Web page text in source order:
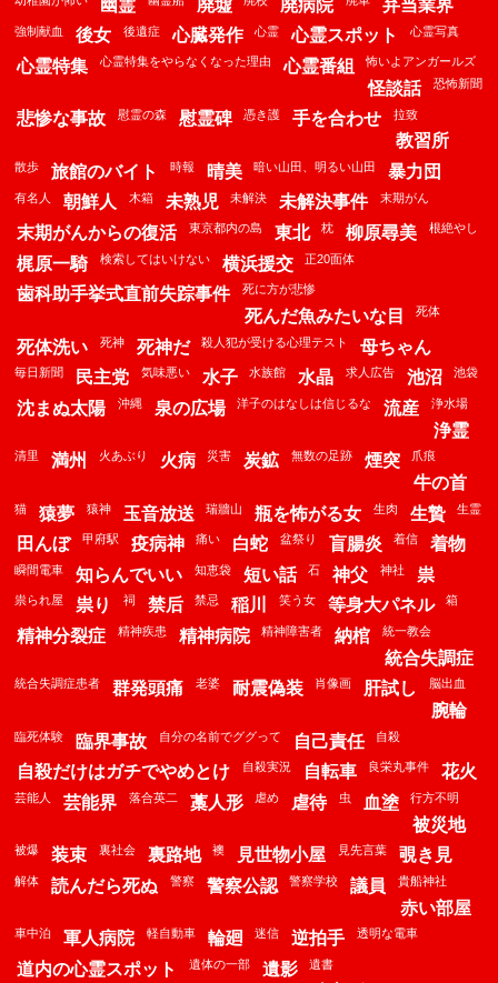
幽霊 廃墟 廃病院 弁当業界
強制献血 後女 後遺症 心臓発作 心霊 心霊スポット 心霊写真
心霊特集 心霊特集をやらなくなった理由 心霊番組 怖いよアンガールズ
怪談話 恐怖新聞
悲惨な事故 慰霊の森 慰霊碑 憑き護 手を合わせ 拉致
教習所
散歩 旅館のバイト 時報 晴美 暗い山田、明るい山田 暴力団
有名人 朝鮮人 木箱 未熟児 未解決 未解決事件 末期がん
末期がんからの復活 東京都内の島 東北 枕 柳原尋美 根絶やし
梶原一騎 検索してはいけない 横浜援交 正20面体
歯科助手挙式直前失踪事件 死に方が悲惨
死んだ魚みたいな目 死体
死体洗い 死神 死神だ 殺人犯が受ける心理テスト 母ちゃん
毎日新聞 民主党 気味悪い 水子 水族館 水晶 求人広告 池沼 池袋
沈まぬ太陽 沖縄 泉の広場 洋子のはなしは信じるな 流産 浄水場
浄霊
清里 満州 火あぶり 火病 災害 炭鉱 無数の足跡 煙突 爪痕
牛の首
猫 猿夢 猿神 玉音放送 瑞牆山 瓶を怖がる女 生肉 生贄 生霊
田んぼ 甲府駅 疫病神 痛い 白蛇 盆祭り 盲腸炎 着信 着物
瞬間電車 知らんでいい 知恵袋 短い話 石 神父 神社 祟
祟られ屋 祟り 祠 禁后 禁忌 稲川 笑う女 等身大パネル 箱
精神分裂症 精神疾患 精神病院 精神障害者 納棺 統一教会
統合失調症
統合失調症患者 群発頭痛 老婆 耐震偽装 肖像画 肝試し 脳出血
腕輪
臨死体験 臨界事故 自分の名前でググって 自己責任 自殺
自殺だけはガチでやめとけ 自殺実況 自転車 良栄丸事件 花火
芸能人 芸能界 落合英二 藁人形 虐め 虐待 虫 血塗 行方不明
被災地
被爆 装束 裏社会 裏路地 襖 見世物小屋 見先言葉 覗き見
解体 読んだら死ぬ 警察 警察公認 警察学校 議員 貴船神社
赤い部屋
車中泊 軍人病院 軽自動車 輪廻 迷信 逆拍手 透明な電車
道内の心霊スポット 遺体の一部 遺影 遺書